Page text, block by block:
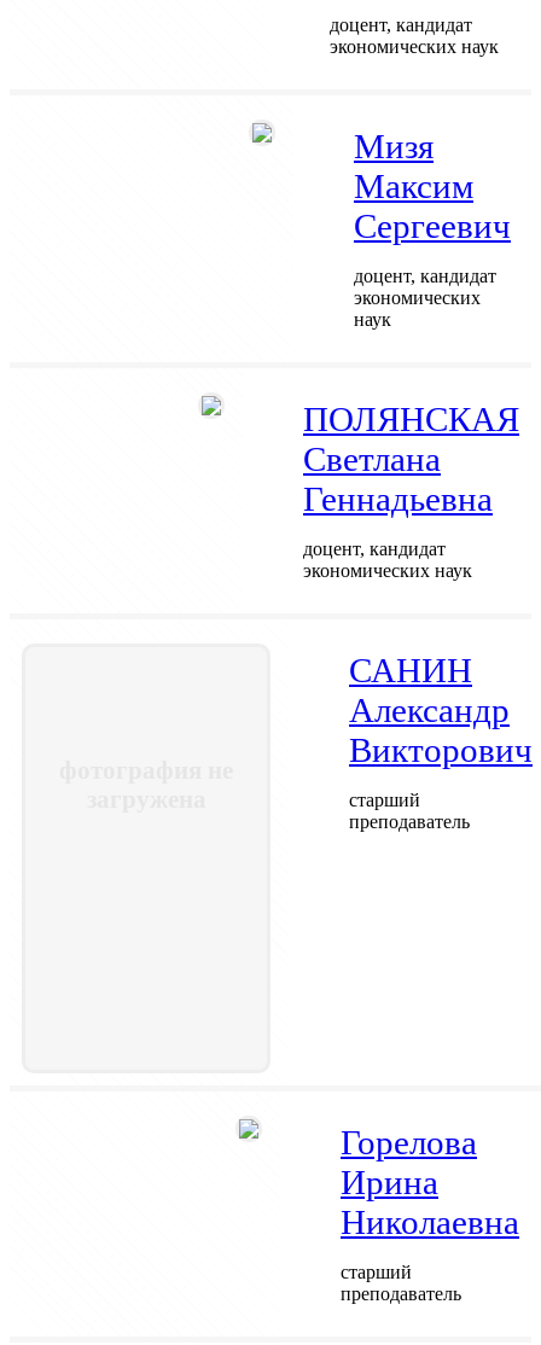
доцент, кандидат
экономических наук
Мизя
Максим
Сергеевич
доцент, кандидат
экономических
наук
ПОЛЯНСКАЯ
Светлана
Геннадьевна
доцент, кандидат
экономических наук
САНИН
Александр
Викторович
старший
преподаватель
Горелова
Ирина
Николаевна
старший
преподаватель